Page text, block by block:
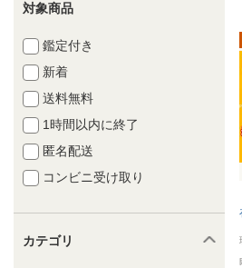
対象商品
鑑定付き
新着
送料無料
1時間以内に終了
匿名配送
コンビニ受け取り
カテゴリ